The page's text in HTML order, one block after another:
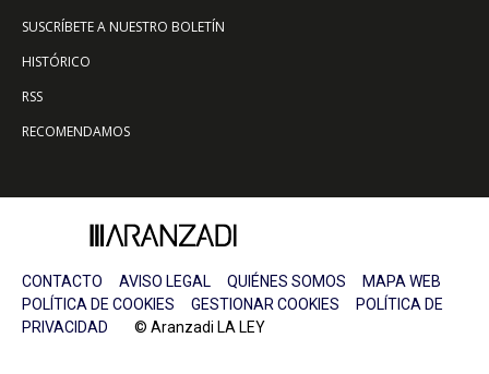
SUSCRÍBETE A NUESTRO BOLETÍN
HISTÓRICO
RSS
RECOMENDAMOS
CONTACTO AVISO LEGAL QUIÉNES SOMOS
MAPA WEB
POLÍTICA DE COOKIES
GESTIONAR COOKIES
POLÍTICA DE
PRIVACIDAD © Aranzadi LA LEY